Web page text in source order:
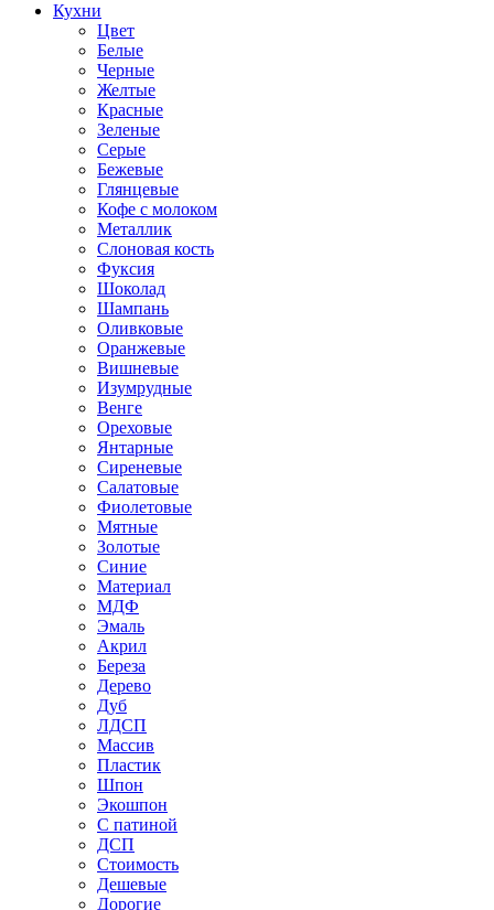
Кухни
Цвет
Белые
Черные
Желтые
Красные
Зеленые
Серые
Бежевые
Глянцевые
Кофе с молоком
Металлик
Слоновая кость
Фуксия
Шоколад
Шампань
Оливковые
Оранжевые
Вишневые
Изумрудные
Венге
Ореховые
Янтарные
Сиреневые
Салатовые
Фиолетовые
Мятные
Золотые
Синие
Материал
МДФ
Эмаль
Акрил
Береза
Дерево
Дуб
ЛДСП
Массив
Пластик
Шпон
Экошпон
С патиной
ДСП
Стоимость
Дешевые
Дорогие